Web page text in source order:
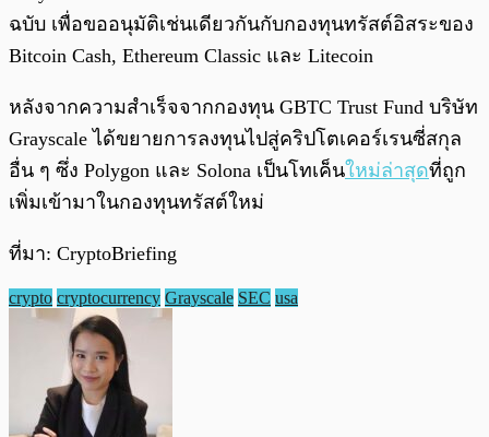
ฉบับ เพื่อขออนุมัติเช่นเดียวกันกับกองทุนทรัสต์อิสระของ
Bitcoin Cash, Ethereum Classic และ Litecoin
หลังจากความสำเร็จจากกองทุน GBTC Trust Fund บริษัท
Grayscale ได้ขยายการลงทุนไปสู่คริปโตเคอร์เรนซี่สกุล
อื่น ๆ ซึ่ง Polygon และ Solona เป็นโทเค็นใหม่ล่าสุดที่ถูก
เพิ่มเข้ามาในกองทุนทรัสต์ใหม่
ที่มา: CryptoBriefing
crypto cryptocurrency Grayscale SEC usa